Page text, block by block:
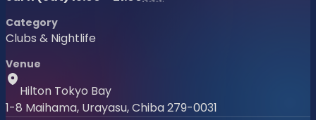
Category
Clubs & Nightlife
Venue
Hilton Tokyo Bay
1-8 Maihama, Urayasu, Chiba 279-0031